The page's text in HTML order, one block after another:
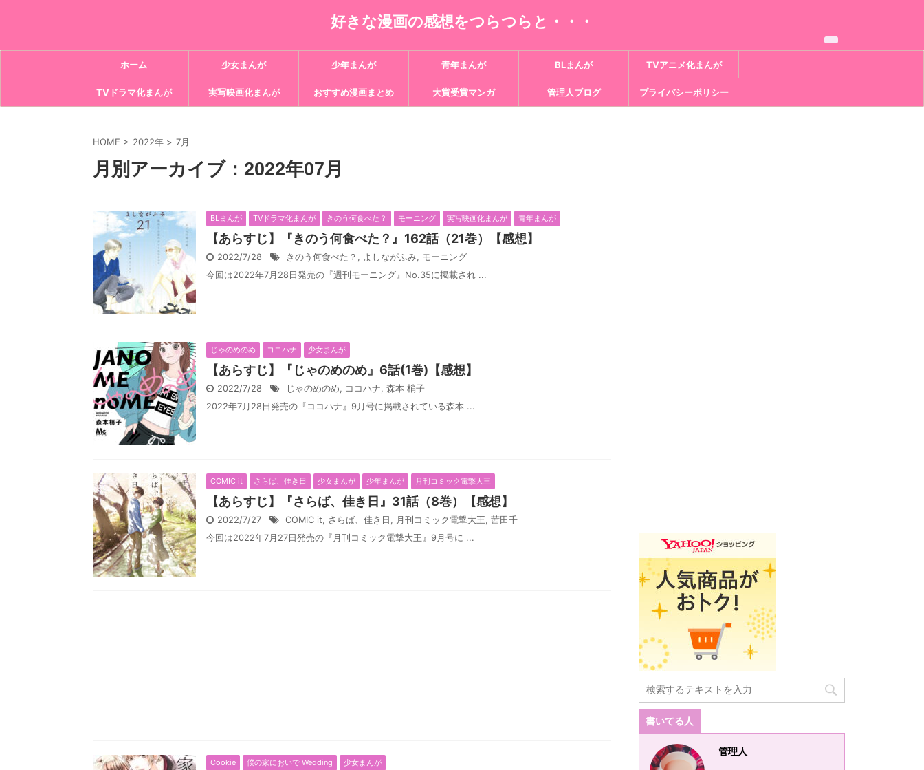
好きな漫画の感想をつらつらと・・・
ホーム 少女まんが 少年まんが 青年まんが BLまんが TVアニメ化まんが
TVドラマ化まんが 実写映画化まんが おすすめ漫画まとめ 大賞受賞マンガ 管理人ブログ プライバシーポリシー
HOME > 2022年 > 7月
月別アーカイブ：2022年07月
BLまんが TVドラマ化まんが きのう何食べた？ モーニング 実写映画化まんが 青年まんが
【あらすじ】『きのう何食べた？』162話（21巻）【感想】
2022/7/28 きのう何食べた？ , よしながふみ, モーニング
今回は2022年7月28日発売の『週刊モーニング』No.35に掲載され ...
じゃのめのめ ココハナ 少女まんが
【あらすじ】『じゃのめのめ』6話(1巻)【感想】
2022/7/28 じゃのめのめ, ココハナ, 森本 梢子
2022年7月28日発売の『ココハナ』9月号に掲載されている森本 ...
COMIC it さらば、佳き日 少女まんが 少年まんが 月刊コミック電撃大王
【あらすじ】『さらば、佳き日』31話（8巻）【感想】
2022/7/27 COMIC it, さらば、佳き日 , 月刊コミック電撃大王, 茜田千
今回は2022年7月27日発売の『月刊コミック電撃大王』9月号に ...
Cookie 僕の家においで Wedding 少女まんが
書いてる人
管理人